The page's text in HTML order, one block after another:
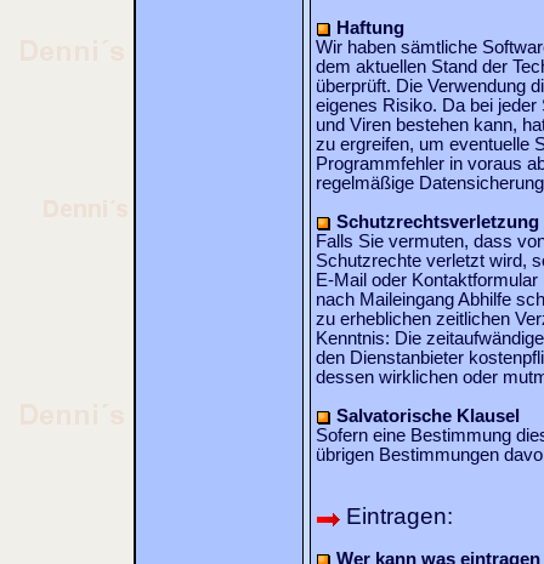
Haftung
Wir haben sämtliche
dem aktuellen Stand der
überprüft. Die Verwendung
eigenes Risiko. Da bei
und Viren bestehen kann,
zu ergreifen, um eventuelle
Programmfehler in voraus
regelmäßige
Schutzrechtsverletzung
Falls Sie vermuten, dass
Schutzrechte verletzt wird,
E-Mail oder
nach Maileingang Abhilfe
zu erheblichen zeitlichen
Kenntnis: Die
den Dienstanbieter
dessen wirklichen oder
Salvatorische Klausel
Sofern eine Bestimmung
übrigen Bestimmungen
Eintragen:
Wer kann was eintragen